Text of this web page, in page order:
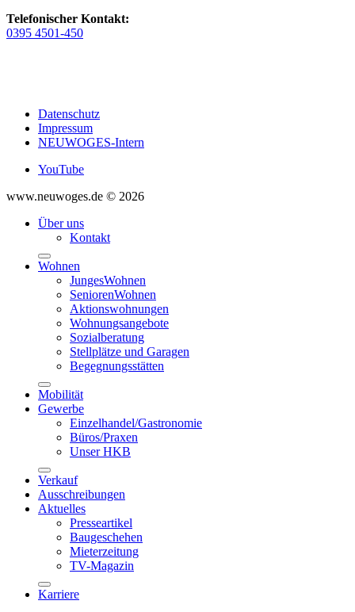
Telefonischer Kontakt:
0395 4501-450
Datenschutz
Impressum
NEUWOGES-Intern
YouTube
www.neuwoges.de © 2026
Über uns
Kontakt
Wohnen
JungesWohnen
SeniorenWohnen
Aktionswohnungen
Wohnungsangebote
Sozialberatung
Stellplätze und Garagen
Begegnungsstätten
Mobilität
Gewerbe
Einzelhandel/Gastronomie
Büros/Praxen
Unser HKB
Verkauf
Ausschreibungen
Aktuelles
Presseartikel
Baugeschehen
Mieterzeitung
TV-Magazin
Karriere